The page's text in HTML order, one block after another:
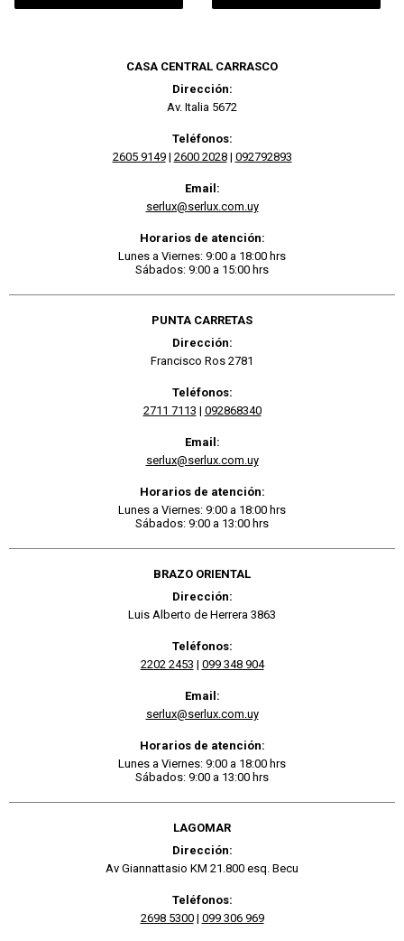
CASA CENTRAL CARRASCO
Dirección:
Av. Italia 5672
Teléfonos:
2605 9149| 2600 2028| 092792893
Email:
serlux@serlux.com.uy
Horarios de atención:
Lunes a Viernes: 9:00 a 18:00 hrs
Sábados: 9:00 a 15:00 hrs
PUNTA CARRETAS
Dirección:
Francisco Ros 2781
Teléfonos:
2711 7113 | 092868340
Email:
serlux@serlux.com.uy
Horarios de atención:
Lunes a Viernes: 9:00 a 18:00 hrs
Sábados: 9:00 a 13:00 hrs
BRAZO ORIENTAL
Dirección:
Luis Alberto de Herrera 3863
Teléfonos:
2202 2453 | 099 348 904
Email:
serlux@serlux.com.uy
Horarios de atención:
Lunes a Viernes: 9:00 a 18:00 hrs
Sábados: 9:00 a 13:00 hrs
LAGOMAR
Dirección:
Av Giannattasio KM 21.800 esq. Becu
Teléfonos:
2698 5300| 099 306 969